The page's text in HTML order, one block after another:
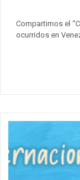
Compartimos el
ocurridos en